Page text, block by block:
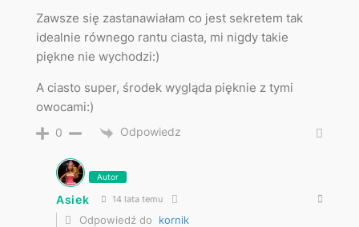
Zawsze się zastanawiałam co jest sekretem tak
idealnie równego rantu ciasta, mi nigdy takie
piękne nie wychodzi:)
A ciasto super, środek wygląda pięknie z tymi
owocami:)
0 Odpowiedz
Autor
Asiek 14 lata temu
Odpowiedź do kornik